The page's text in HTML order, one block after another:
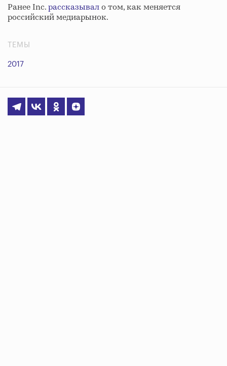
Ранее Inc.рассказывало том, как меняется
российский медиарынок.
ТЕМЫ
2017